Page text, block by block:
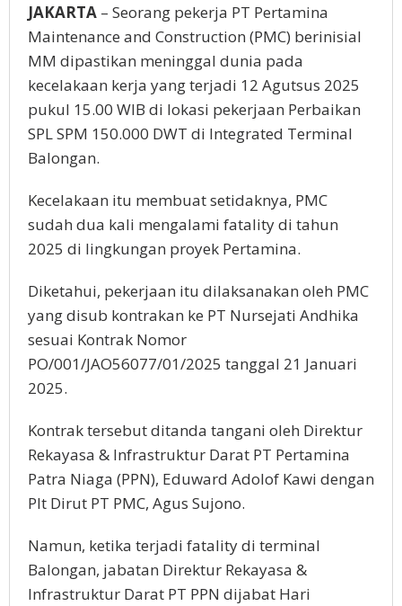
JAKARTA – Seorang pekerja PT Pertamina
Maintenance and Construction (PMC) berinisial
MM dipastikan meninggal dunia pada
kecelakaan kerja yang terjadi 12 Agutsus 2025
pukul 15.00 WIB di lokasi pekerjaan Perbaikan
SPL SPM 150.000 DWT di Integrated Terminal
Balongan.
Kecelakaan itu membuat setidaknya, PMC
sudah dua kali mengalami fatality di tahun
2025 di lingkungan proyek Pertamina.
Diketahui, pekerjaan itu dilaksanakan oleh PMC
yang disub kontrakan ke PT Nursejati Andhika
sesuai Kontrak Nomor
PO/001/JAO56077/01/2025 tanggal 21 Januari
2025.
Kontrak tersebut ditanda tangani oleh Direktur
Rekayasa & Infrastruktur Darat PT Pertamina
Patra Niaga (PPN), Eduward Adolof Kawi dengan
Plt Dirut PT PMC, Agus Sujono.
Namun, ketika terjadi fatality di terminal
Balongan, jabatan Direktur Rekayasa &
Infrastruktur Darat PT PPN dijabat Hari